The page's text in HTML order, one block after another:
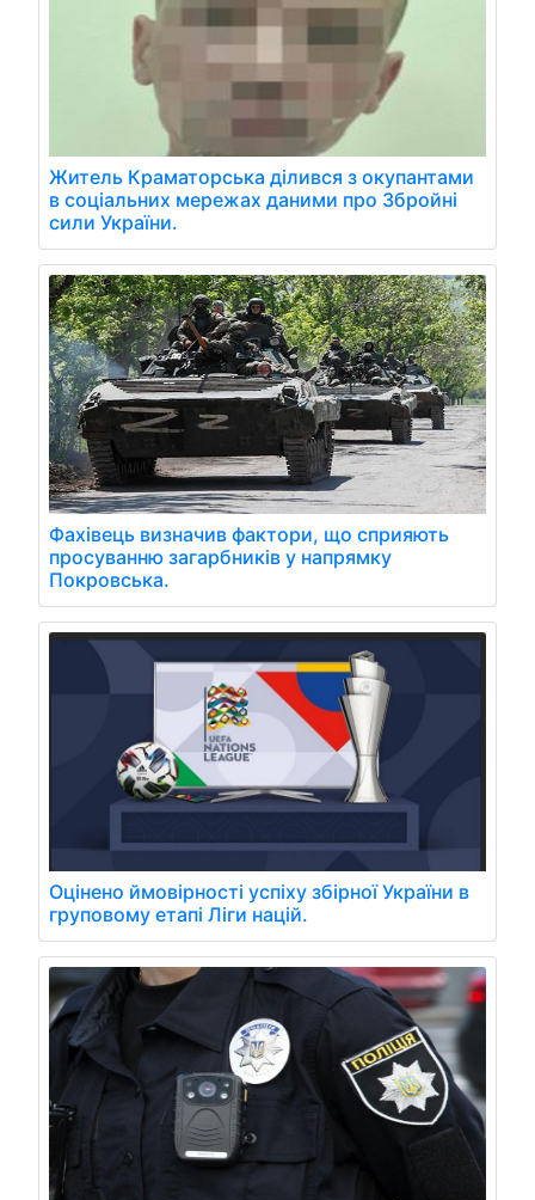
Житель Краматорська ділився з окупантами
в соціальних мережах даними про Збройні
сили України.
Фахівець визначив фактори, що сприяють
просуванню загарбників у напрямку
Покровська.
Оцінено ймовірності успіху збірної України в
груповому етапі Ліги націй.